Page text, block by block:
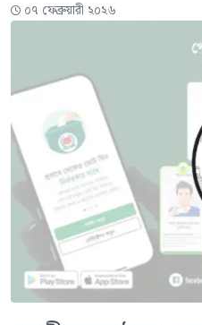
০৭ ফেব্রুয়ারী ২০২৬